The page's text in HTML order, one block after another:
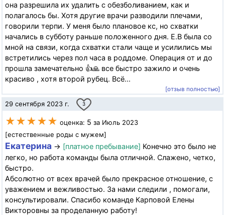
она разрешила их удалить с обезболиванием, как и
полагалось бы. Хотя другие врачи разводили плечами,
говорили терпи. У меня было плановое кс, но схватки
начались в субботу раньше положенного дня. Е.В была со
мной на связи, когда схватки стали чаще и усилились мы
встретились через пол часа в роддоме. Операция от и до
прошла замечательно 👍🙏 все быстро зажило и очень
красиво , хотя второй рубец. Всё...
[отзыв полностью]
29 сентября 2023 г. 3
★★★★★ оценка: 5 за Июль 2023
[естественные роды с мужем]
Екатерина → [платное пребывание] Конечно это было не
легко, но работа команды была отличной. Слажено, четко,
быстро.
Абсолютно от всех врачей было прекрасное отношение, с
уважением и вежливостью. За нами следили , помогали,
консультировали. Спасибо команде Карповой Елены
Викторовны за проделанную работу!